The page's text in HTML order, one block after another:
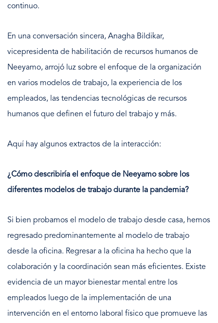
continuo.
En una conversación sincera, Anagha Bildikar,
vicepresidenta de habilitación de recursos humanos de
Neeyamo, arrojó luz sobre el enfoque de la organización
en varios modelos de trabajo, la experiencia de los
empleados, las tendencias tecnológicas de recursos
humanos que definen el futuro del trabajo y más.
Aquí hay algunos extractos de la interacción:
¿Cómo describiría el enfoque de Neeyamo sobre los
diferentes modelos de trabajo durante la pandemia?
Si bien probamos el modelo de trabajo desde casa, hemos
regresado predominantemente al modelo de trabajo
desde la oficina. Regresar a la oficina ha hecho que la
colaboración y la coordinación sean más eficientes. Existe
evidencia de un mayor bienestar mental entre los
empleados luego de la implementación de una
intervención en el entorno laboral físico que promueve las